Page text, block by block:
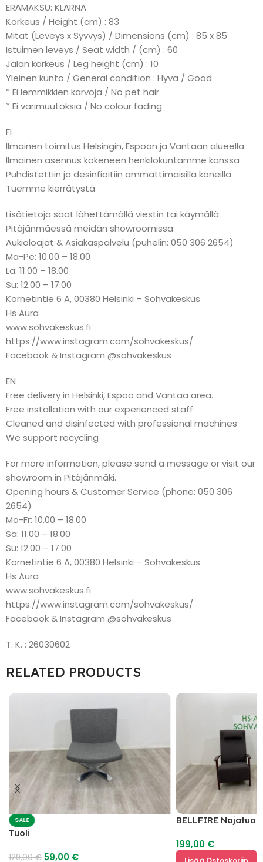
ERÄMAKSU: KLARNA
Korkeus / Height (cm) : 83
Mitat (Leveys x Syvvys) / Dimensions (cm) : 85 x 85
Istuimen leveys / Seat width / (cm) : 60
Jalan korkeus / Leg height (cm) : 10
Yleinen kunto / General condition : Hyvä / Good
* Ei lemmikkien karvoja / No pet hair
* Ei värimuutoksia / No colour fading
FI
Ilmainen toimitus Helsingin, Espoon ja Vantaan alueella
Ilmainen asennus kokeneen henkilökuntamme kanssa
Puhdistettiin ja desinfioitiin ammattimaisilla koneilla
Tuemme kierrätystä
Lisätietoja saat lähettämällä viestin tai käymällä
Pitäjänmäessä meidän showroomissa
Aukioloajat & Asiakaspalvelu (puhelin: 050 306 2654)
Ma-Pe: 10.00 – 18.00
La: 11.00 – 18.00
Su: 12.00 – 17.00
Kornetintie 6 A, 00380 Helsinki – Sohvakeskus
Hs Aura
www.sohvakeskus.fi
https://www.instagram.com/sohvakeskus/
Facebook & Instagram @sohvakeskus
EN
Free delivery in Helsinki, Espoo and Vantaa area.
Free installation with our experienced staff
Cleaned and disinfected with professional machines
We support recycling
For more information, please send a message or visit our
showroom in Pitäjänmäki.
Opening hours & Customer Service (phone: 050 306
2654)
Mo-Fr: 10.00 – 18.00
Sa: 11.00 – 18.00
Su: 12.00 – 17.00
Kornetintie 6 A, 00380 Helsinki – Sohvakeskus
Hs Aura
www.sohvakeskus.fi
https://www.instagram.com/sohvakeskus/
Facebook & Instagram @sohvakeskus
T. K. : 26030602
RELATED PRODUCTS
SALE
Tuoli
129,00€ 59,00 €
BELLFIRE
199,00 €